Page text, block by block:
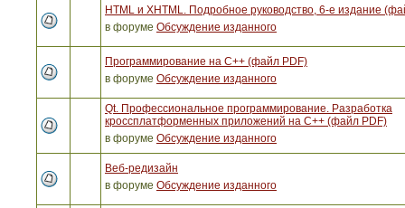
HTML и XHTML. Подробное руководство, 6-е издание
в форуме Обсуждение изданного
Программирование на C++ (файл PDF)
в форуме Обсуждение изданного
Qt. Профессиональное программирование. Разработка
кроссплатформенных приложений на С++ (файл PDF)
в форуме Обсуждение изданного
Веб-редизайн
в форуме Обсуждение изданного